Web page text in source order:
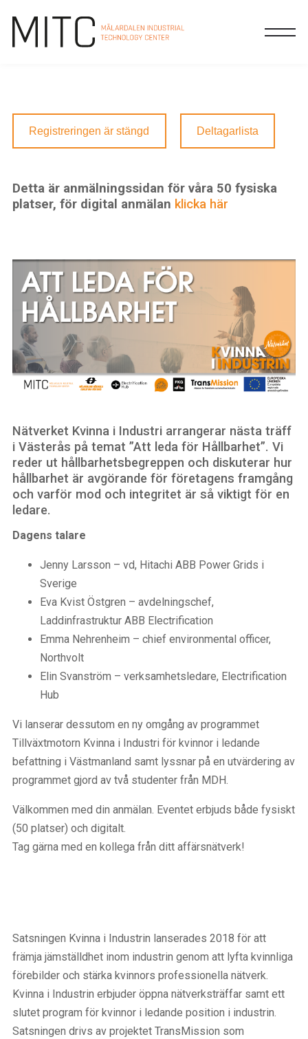
Registreringen är stängd Deltagarlista
Detta är anmälningssidan för våra 50 fysiska
platser, för digital anmälan klicka här
Nätverket Kvinna i Industri arrangerar nästa träff
i Västerås på temat ”Att leda för Hållbarhet”. Vi
reder ut hållbarhetsbegreppen och diskuterar hur
hållbarhet är avgörande för företagens framgång
och varför mod och integritet är så viktigt för en
ledare.
Dagens talare
Jenny Larsson – vd, Hitachi ABB Power Grids i
Sverige
Eva Kvist Östgren – avdelningschef,
Laddinfrastruktur ABB Electrification
Emma Nehrenheim – chief environmental officer,
Northvolt
Elin Svanström – verksamhetsledare, Electrification
Hub
Vi lanserar dessutom en ny omgång av programmet
Tillväxtmotorn Kvinna i Industri för kvinnor i ledande
befattning i Västmanland samt lyssnar på en utvärdering av
programmet gjord av två studenter från MDH.
Välkommen med din anmälan. Eventet erbjuds både fysiskt
(50 platser) och digitalt.
Tag gärna med en kollega från ditt affärsnätverk!
Satsningen Kvinna i Industrin lanserades 2018 för att
främja jämställdhet inom industrin genom att lyfta kvinnliga
förebilder och stärka kvinnors professionella nätverk.
Kvinna i Industrin erbjuder öppna nätverksträffar samt ett
slutet program för kvinnor i ledande position i industrin.
Satsningen drivs av projektet TransMission som